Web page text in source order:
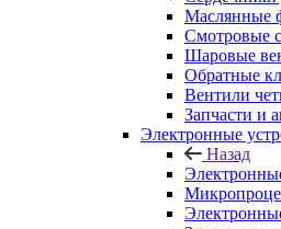
Маслянные
Смотровые
Шаровые
Обратные
Вентили
Запчасти и
Электронные
Назад